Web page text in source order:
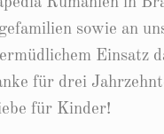
sowie an
Einsatz
für drei
für Kinder!